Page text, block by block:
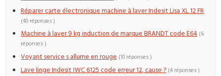
Réparer carte électronique machine à laver Indesit Lisa XL 12 FR
(40 réponses )
Machine à laver 9 kg induction de marque BRANDT code E64 (6
réponses )
Voyant service s allume en rouge (10 réponses )
Lave linge Indesit IWC 6125 code erreur 12, cause ? (4 réponses )